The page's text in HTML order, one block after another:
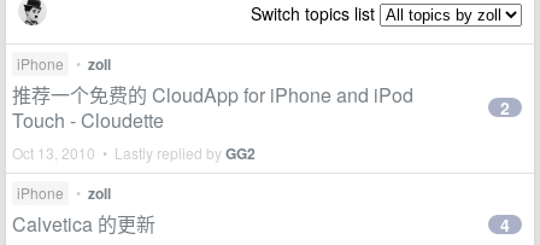
Switch topics list
iPhone • zoll
推荐一个免费的 CloudApp for iPhone and iPod
Touch - Cloudette
Oct 13, 2010 • Lastly replied byGG2
2
iPhone • zoll
Calvetica 的更新 4